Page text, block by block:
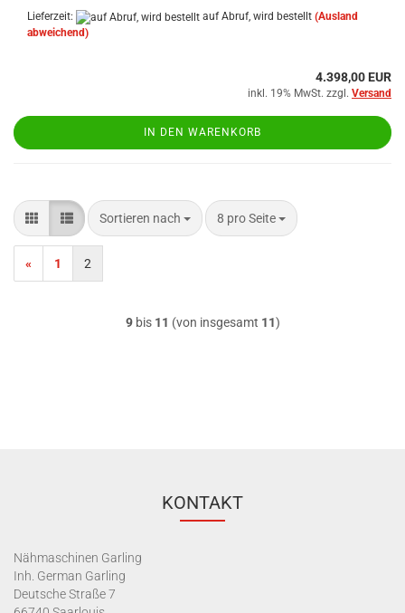
Lieferzeit: auf Abruf, wird bestellt (Ausland
abweichend)
4.398,00 EUR
inkl. 19% MwSt. zzgl. Versand
IN DEN WARENKORB
Sortieren nach
Sortieren nach 8 pro Seite
pro Seite
« 1 2
9bis 11 (von insgesamt 11)
KONTAKT
Nähmaschinen Garling
Inh. German Garling
Deutsche Straße 7